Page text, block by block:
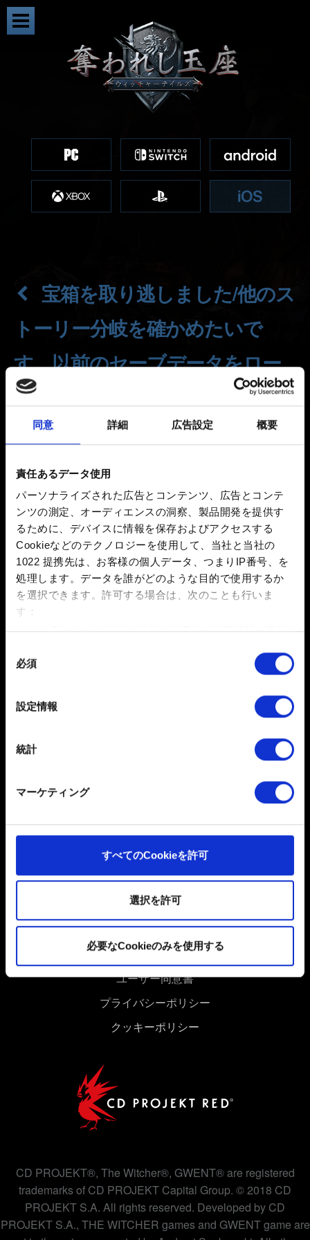
同意 詳細 広告設定 概要
責任あるデータ使用
パーソナライズされた広告とコンテンツ、広告とコンテ
ンツの測定、オーディエンスの洞察、製品開発を提供す
るために、デバイスに情報を保存およびアクセスする
Cookieなどのテクノロジーを使用して、当社と当社の
1022 提携先は、お客様の個人データ、つまりIP番号、を
処理します。データを誰がどのような目的で使用するか
を選択できます。 許可する場合は、次のことも行いま
す：
数メートル以内の誤差の地理的な位置情報を収集
特定の特性（フィンガープリント）を積極的にス
詳細セクション
で個人データの処理方法と設定を行って
ください。「Cookie宣言」からいつでも同意を変更また
だくために必要なものです。その他のCookieは、ウェブ
サイトの品質向上のために、オプションとして技術的お
た、ソーシャルメディア上などでお客様が興味を持ちそ
うなコンテンツをお届けするために、一部のCookieをパ
これらのオプションが有効になることはありません。
Cookieの使用およびパフォーマンスの変更点に関する詳
細は、下記の「設定」メニューでご確認ください。
必須
設定情報
統計
マーケティング
すべてのCookieを許可
選択を許可
必要なCookieのみを使用する
宝箱を取り逃しました/他のス
トーリー分岐を確かめたいで
す。以前のセーブデータをロー
ドすることはできますか？
本格的なロールプレイ体験をしていただくため、プレイ
ヤーにはそれぞれの選択と結果を受け止め、そのまま旅
を続行していただく仕様になっています。
ですが、最後までクリアすると好きなチャプターまで戻
ることが可能になります！
「ゲームをロード」 -> セーブデータを選ぶ -> 「移
動…」 -> 戻りたいチャプターを選ぶ。
例：「ライリア」（最初のチャプター）まで戻した場
合、チャプター「ライリア」のはじまりからセーブデー
ソーシャルメディア
ユーザー同意書
プライバシーポリシー
クッキーポリシー
CD PROJEKT®, The Witcher®, GWENT® are registered
trademarks of CD PROJEKT Capital Group. © 2018 CD
PROJEKT S.A. All rights reserved. Developed by CD
PROJEKT S.A., THE WITCHER games and GWENT game are